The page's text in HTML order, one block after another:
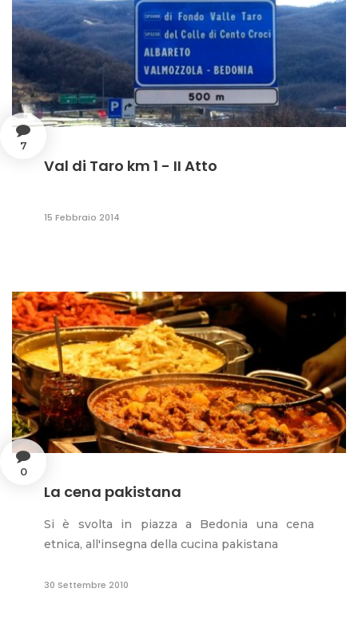
7
Val di Taro km 1 - II Atto
15 Febbraio 2014
0
La cena pakistana
Si è svolta in piazza a Bedonia una cena
etnica, all'insegna della cucina pakistana
30 Settembre 2010